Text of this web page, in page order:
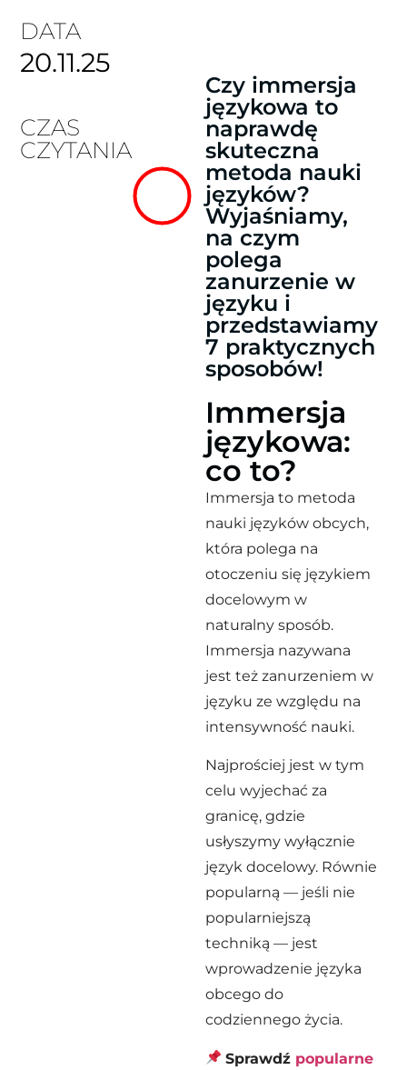
DATA
20.11.25
CZAS
CZYTANIA
Czy immersja
językowa to
naprawdę
skuteczna
metoda nauki
języków?
Wyjaśniamy,
na czym
polega
zanurzenie w
języku i
przedstawiamy
7 praktycznych
sposobów!
Immersja
językowa:
co to?
Immersja to metoda
nauki języków obcych,
która polega na
otoczeniu się językiem
docelowym w
naturalny sposób.
Immersja nazywana
jest też zanurzeniem w
języku ze względu na
intensywność nauki.
Najprościej jest w tym
celu wyjechać za
granicę, gdzie
usłyszymy wyłącznie
język docelowy. Równie
popularną — jeśli nie
popularniejszą
techniką — jest
wprowadzenie języka
obcego do
codziennego życia.
Sprawdź popularne